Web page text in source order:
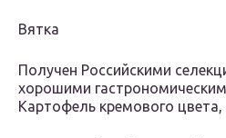
Вятка
Получен Российскими
хорошими
Картофель кремового цвета,